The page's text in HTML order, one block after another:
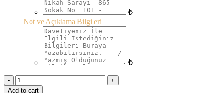
₺
Not ve Açıklama Bilgileri
₺
Quantity
Add to cart